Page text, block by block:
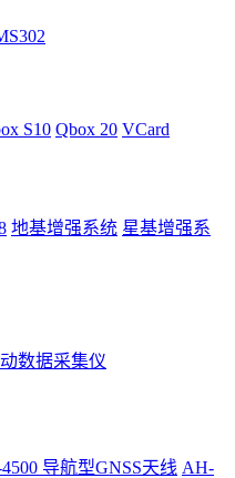
S10 Qbox 20 VCard
地基增强系统 星基增强系
数据采集仪
4500 导航型GNSS天线 AH-